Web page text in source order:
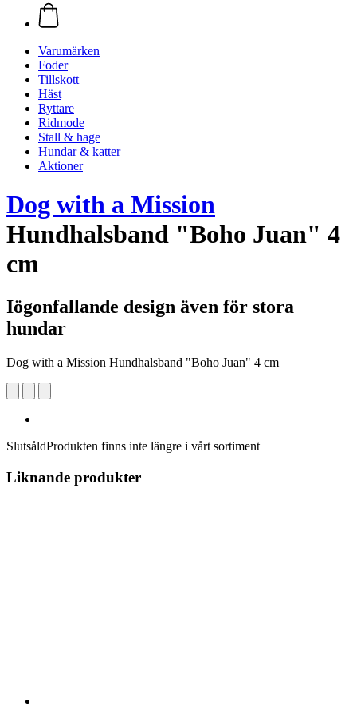
Varumärken
Foder
Tillskott
Häst
Ryttare
Ridmode
Stall & hage
Hundar & katter
Aktioner
Dog with a Mission
Hundhalsband "Boho Juan" 4
cm
Iögonfallande design även för stora
hundar
Dog with a Mission Hundhalsband "Boho Juan" 4 cm
SlutsåldProdukten finns inte längre i vårt sortiment
Liknande produkter